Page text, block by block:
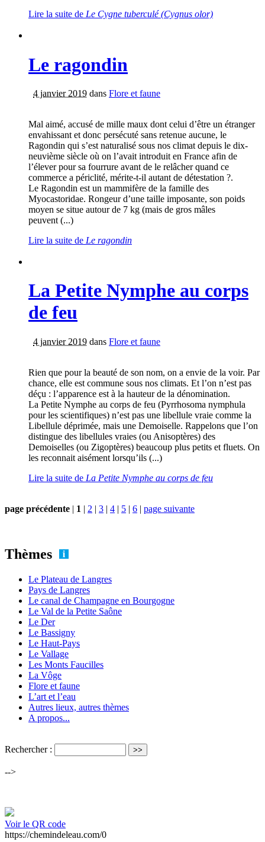
Lire la suite de Le Cygne tuberculé (Cygnus olor)
Le ragondin
4 janvier 2019 dans Flore et faune
Mal aimé, accusé de mille maux dont celui d’être un étranger
envahissant et donc persécuté sans retenue aucune, le
Ragondin qui s’est naturalisé sous nos climat depuis le dix-
neuvième siècle où on l’avait introduit en France afin de
l’élever pour sa fourrure avant de le relâcher quand ce
commerce a périclité, mérite-t-il autant de détestation ?.
Le Ragondin est un mammifère de la famille des
Myocastoridae. Rongeur d’une taille imposante, son poids
moyen se situe autour de 7 kg (mais de gros mâles
peuvent (...)
Lire la suite de Le ragondin
La Petite Nymphe au corps
de feu
4 janvier 2019 dans Flore et faune
Rien que pour la beauté de son nom, on a envie de la voir. Par
chance, elle est commune sous nos climats. Et l’on n’est pas
déçu : l’apparence est à la hauteur de la dénomination.
La Petite Nymphe au corps de feu (Pyrrhosoma nymphula
pour les scientifiques) n’est pas une libellule vraie comme la
Libellule déprimée, mais une Demoiselle. Rappelons que l’on
distingue des libellules vraies (ou Anisoptères) des
Demoiselles (ou Zigoptères) beaucoup plus petits et fluets. On
les reconnait aisément lorsqu’ils (...)
Lire la suite de La Petite Nymphe au corps de feu
page précédente | 1 | 2 | 3 | 4 | 5 | 6 | page suivante
Thèmes
Le Plateau de Langres
Pays de Langres
Le canal de Champagne en Bourgogne
Le Val de la Petite Saône
Le Der
Le Bassigny
Le Haut-Pays
Le Vallage
Les Monts Faucilles
La Vôge
Flore et faune
L’art et l’eau
Autres lieux, autres thèmes
A propos...
Rechercher :
-->
Voir le QR code
https://chemindeleau.com/0